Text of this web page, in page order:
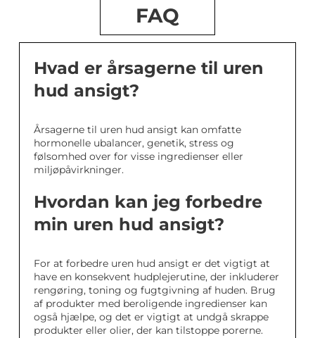
FAQ
Hvad er årsagerne til uren
hud ansigt?
Årsagerne til uren hud ansigt kan omfatte
hormonelle ubalancer, genetik, stress og
følsomhed over for visse ingredienser eller
miljøpåvirkninger.
Hvordan kan jeg forbedre
min uren hud ansigt?
For at forbedre uren hud ansigt er det vigtigt at
have en konsekvent hudplejerutine, der inkluderer
rengøring, toning og fugtgivning af huden. Brug
af produkter med beroligende ingredienser kan
også hjælpe, og det er vigtigt at undgå skrappe
produkter eller olier, der kan tilstoppe porerne.